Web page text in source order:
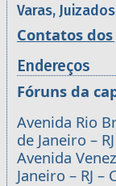
Varas,
Contatos
Endereços
Fóruns da
Avenida Rio
de Janeiro –
Avenida
Janeiro – RJ –